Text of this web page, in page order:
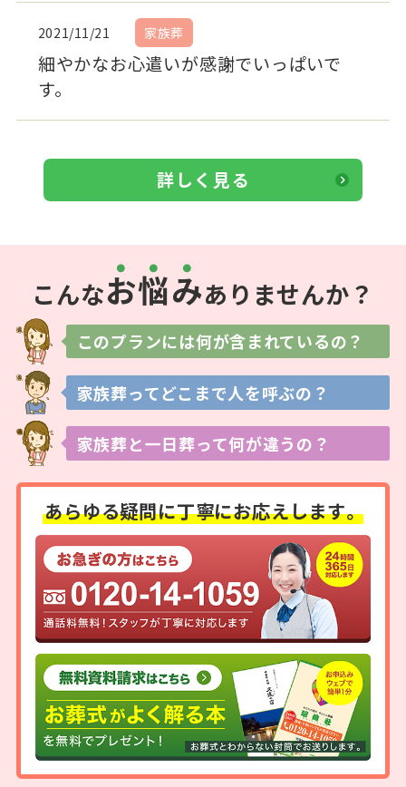
2021/11/21 家族葬
細やかなお心遣いが感謝でいっぱいで
す。
詳しく見る
こんなお悩みありませんか？
このプランには何が含まれているの？
家族葬ってどこまで人を呼ぶの？
家族葬と一日葬って何が違うの？
あらゆる疑問に丁寧にお応えします。